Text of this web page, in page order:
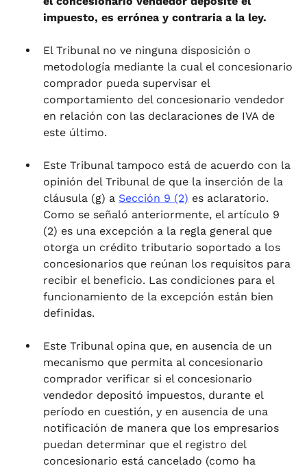
impuesto, es errónea y contraria a la ley.
El Tribunal no ve ninguna disposición o
metodología mediante la cual el concesionario
comprador pueda supervisar el
comportamiento del concesionario vendedor
en relación con las declaraciones de IVA de
este último.
Este Tribunal tampoco está de acuerdo con la
opinión del Tribunal de que la inserción de la
cláusula (g) a Sección 9 (2) es aclaratorio.
Como se señaló anteriormente, el artículo 9
(2) es una excepción a la regla general que
otorga un crédito tributario soportado a los
concesionarios que reúnan los requisitos para
recibir el beneficio. Las condiciones para el
funcionamiento de la excepción están bien
definidas.
Este Tribunal opina que, en ausencia de un
mecanismo que permita al concesionario
comprador verificar si el concesionario
vendedor depositó impuestos, durante el
período en cuestión, y en ausencia de una
notificación de manera que los empresarios
puedan determinar que el registro del
concesionario está cancelado (como ha